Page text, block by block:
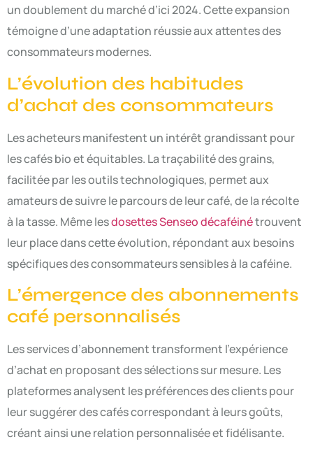
un doublement du marché d’ici 2024. Cette expansion
témoigne d’une adaptation réussie aux attentes des
consommateurs modernes.
L’évolution des habitudes
d’achat des consommateurs
Les acheteurs manifestent un intérêt grandissant pour
les cafés bio et équitables. La traçabilité des grains,
facilitée par les outils technologiques, permet aux
amateurs de suivre le parcours de leur café, de la récolte
à la tasse. Même lesdosettes Senseo décaféinétrouvent
leur place dans cette évolution, répondant aux besoins
spécifiques des consommateurs sensibles à la caféine.
L’émergence des abonnements
café personnalisés
Les services d’abonnement transforment l’expérience
d’achat en proposant des sélections sur mesure. Les
plateformes analysent les préférences des clients pour
leur suggérer des cafés correspondant à leurs goûts,
créant ainsi une relation personnalisée et fidélisante.